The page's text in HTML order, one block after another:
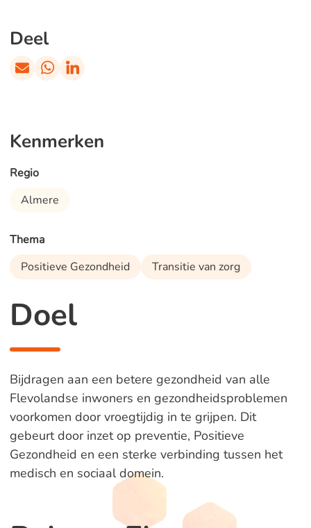
Doel
Bijdragen aan een betere gezondheid van alle
Flevolandse inwoners en gezondheidsproblemen
voorkomen door vroegtijdig in te grijpen. Dit
gebeurt door inzet op preventie, Positieve
Gezondheid en een sterke verbinding tussen het
medisch en sociaal domein.
Deel
Kenmerken
Regio
Almere
Thema
Positieve Gezondheid
Transitie van zorg